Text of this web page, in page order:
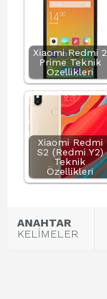
Xiaomi Redmi 2
Prime Teknik
Özellikleri
Xiaomi Redmi
S2 (Redmi Y2)
Teknik
Özellikleri
ANAHTAR
KELİMELER